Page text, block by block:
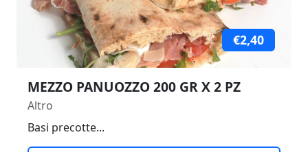
€2,40
MEZZO PANUOZZO 200 GR X 2 PZ
Altro
Basi precotte...